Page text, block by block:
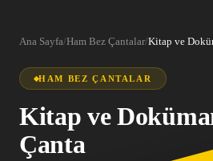
Ana Sayfa/Ham Bez Çantalar/Kitap ve
HAM BEZ ÇANTALAR
Kitap ve
Çanta